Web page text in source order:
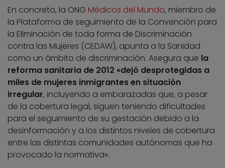
En concreto, la ONG Médicos del Mundo, miembro de
la Plataforma de seguimiento de la Convención para
la Eliminación de toda forma de Discriminación
contra las Mujeres (CEDAW), apunta a la Sanidad
como un ámbito de discriminación. Asegura que la
reforma sanitaria de 2012 «dejó desprotegidas a
miles de mujeres inmigrantes en situación
irregular, incluyendo a embarazadas que, a pesar
de la cobertura legal, siguen teniendo dificultades
para el seguimiento de su gestación debido a la
desinformación y a los distintos niveles de cobertura
entre las distintas comunidades autónomas que ha
provocado la normativa».